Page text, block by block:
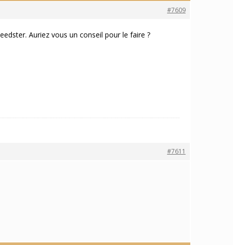
#7609
Auriez vous un conseil pour le faire ?
#7611